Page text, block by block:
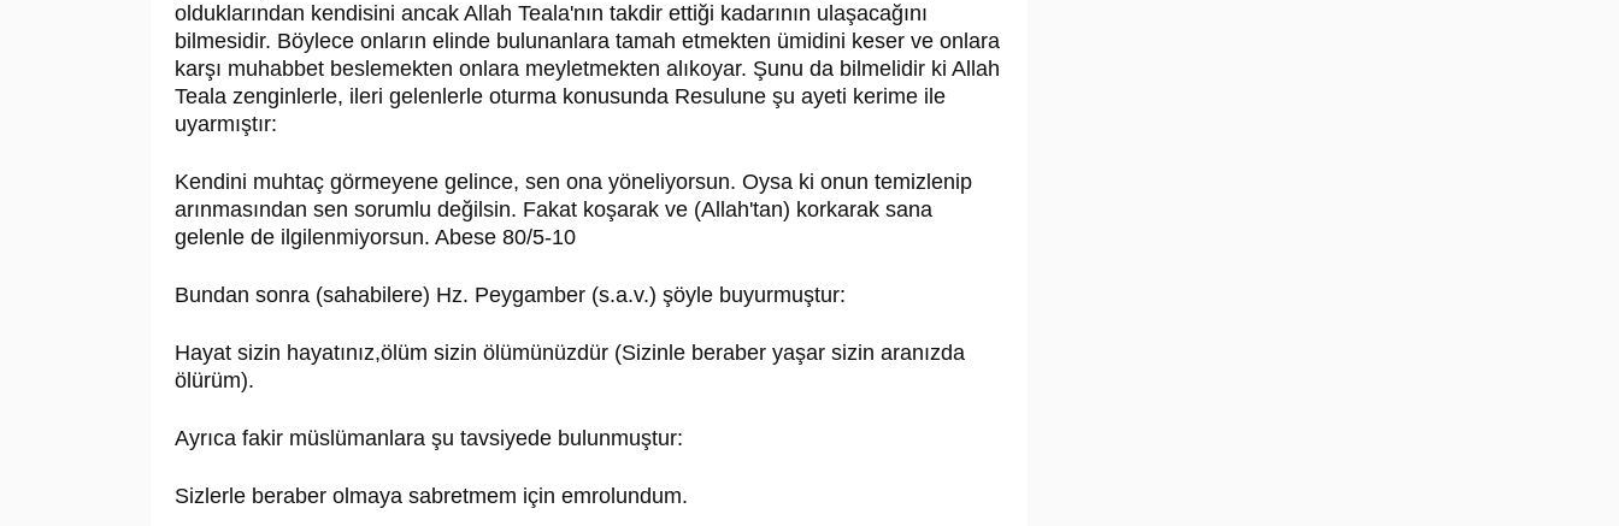
olduklarından kendisini ancak Allah Teala'nın takdir ettiği kadarının ulaşacağını
bilmesidir. Böylece onların elinde bulunanlara tamah etmekten ümidini keser ve onlara
karşı muhabbet beslemekten onlara meyletmekten alıkoyar. Şunu da bilmelidir ki Allah
Teala zenginlerle, ileri gelenlerle oturma konusunda Resulune şu ayeti kerime ile
uyarmıştır:
Kendini muhtaç görmeyene gelince, sen ona yöneliyorsun. Oysa ki onun temizlenip
arınmasından sen sorumlu değilsin. Fakat koşarak ve (Allah'tan) korkarak sana
gelenle de ilgilenmiyorsun. Abese 80/5-10
Bundan sonra (sahabilere) Hz. Peygamber (s.a.v.) şöyle buyurmuştur:
Hayat sizin hayatınız,ölüm sizin ölümünüzdür (Sizinle beraber yaşar sizin aranızda
ölürüm).
Ayrıca fakir müslümanlara şu tavsiyede bulunmuştur:
Sizlerle beraber olmaya sabretmem için emrolundum.